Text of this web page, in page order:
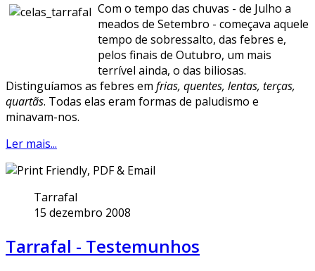
Com o tempo das chuvas - de Julho a
meados de Setembro - começava aquele
tempo de sobressalto, das febres e,
pelos finais de Outubro, um mais
terrível ainda, o das biliosas.
Distinguíamos as febres em frias, quentes, lentas, terças,
quartãs. Todas elas eram formas de paludismo e
minavam-nos.
Ler mais...
Tarrafal
15 dezembro 2008
Tarrafal - Testemunhos